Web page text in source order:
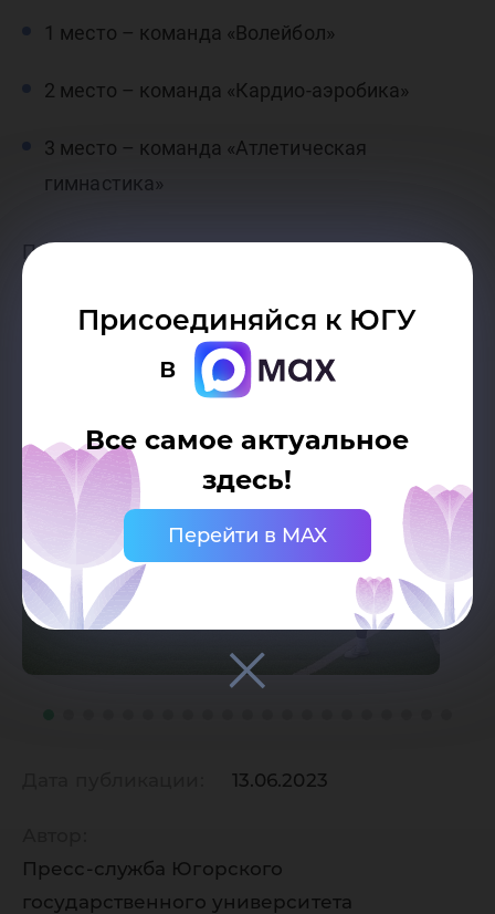
Присоединяйся к ЮГУ
в
Все самое актуальное
здесь!
Перейти в MAX
1 место – команда «Волейбол»
2 место – команда «Кардио-аэробика»
3 место – команда «Атлетическая
гимнастика»
Поздравляем победителей и призеров!
13.06.2023
Пресс-служба Югорского
государственного университета